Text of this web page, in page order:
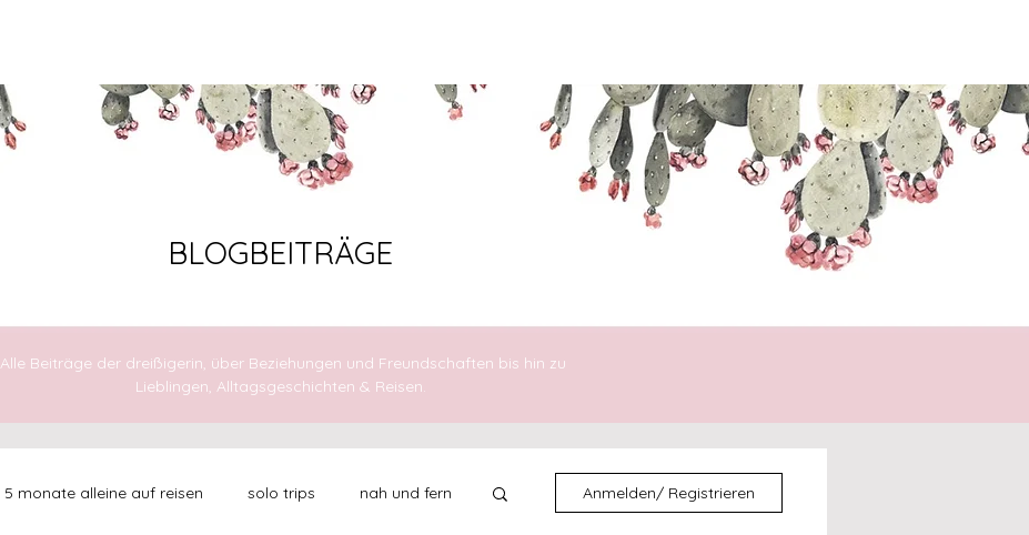
BLOGBEITRÄGE
Alle Beiträge der dreißigerin, über Beziehungen und Freundschaften bis hin zu
Lieblingen, Alltagsgeschichten & Reisen.
5 monate alleine auf reisen solo trips nah und fern Anmelden/ Registrieren